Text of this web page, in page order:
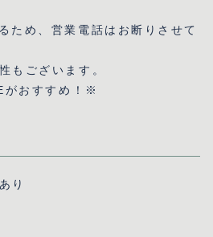
ため、営業電話はお断りさせて
もございます。
がおすすめ！※
り